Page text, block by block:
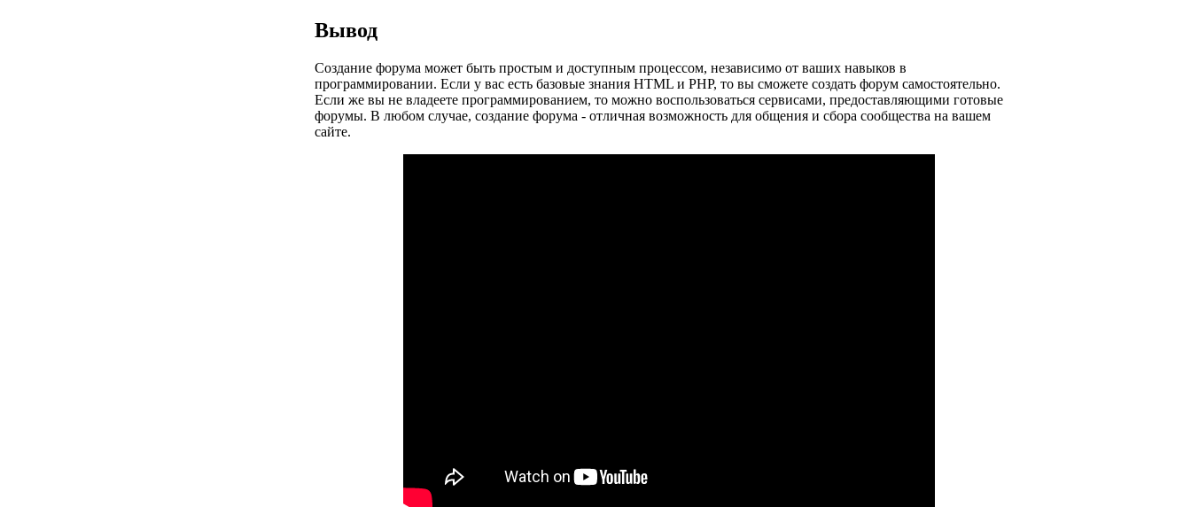
Вывод
Создание форума может быть простым и доступным процессом, независимо от ваших навыков в
программировании. Если у вас есть базовые знания HTML и PHP, то вы сможете создать форум самостоятельно.
Если же вы не владеете программированием, то можно воспользоваться сервисами, предоставляющими готовые
форумы. В любом случае, создание форума - отличная возможность для общения и сбора сообщества на вашем
сайте.